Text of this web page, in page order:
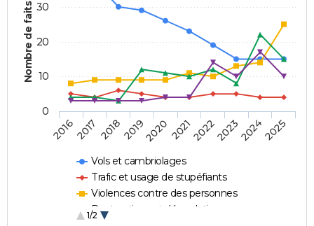
Nombre de faits
Vols et cambriolages
Trafic et usage de stupéfiants
Violences contre des personnes
Destructions et dégradations
1/2
20162017 20182019202020212022202320242025
0
10
20
30